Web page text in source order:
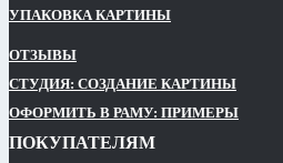
УПАКОВКА КАРТИНЫ
ОТЗЫВЫ
СТУДИЯ: СОЗДАНИЕ КАРТИНЫ
ОФОРМИТЬ В РАМУ: ПРИМЕРЫ
ПОКУПАТЕЛЯМ